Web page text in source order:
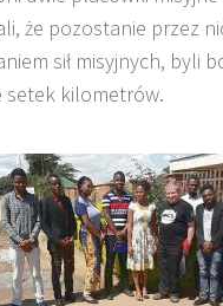
że pozostanie przez
sił misyjnych, byli
setek kilometrów.